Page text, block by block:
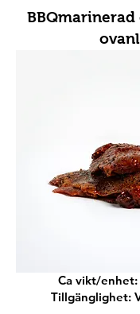
Ca vikt/enhet:
Tillgänglighet: